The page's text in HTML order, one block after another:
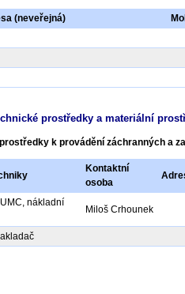
(neveřejná)
prostředky a materiální
k provádění záchranných a
Kontaktní
osoba
nákladní
Miloš Crhounek